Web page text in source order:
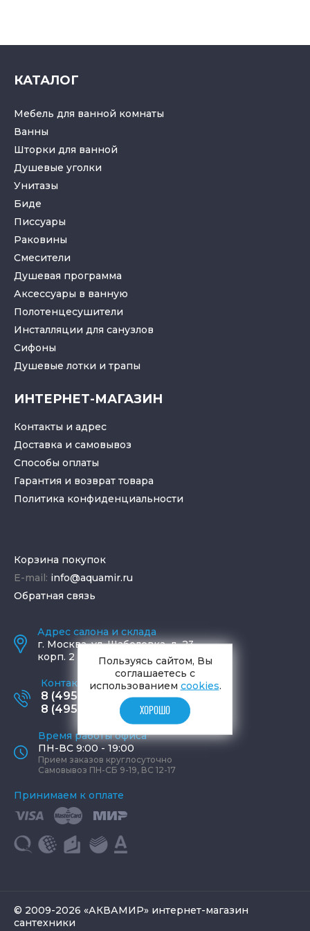
КАТАЛОГ
Мебель для ванной комнаты
Ванны
Шторки для ванной
Душевые уголки
Унитазы
Биде
Писсуары
Раковины
Смесители
Душевая программа
Аксессуары в ванную
Полотенцесушители
Инсталляции для санузлов
Cифоны
Душевые лотки и трапы
ИНТЕРНЕТ-МАГАЗИН
Контакты и адрес
Доставка и самовывоз
Способы оплаты
Гарантия и возврат товара
Политика конфиденциальности
Корзина покупок
E-mail: info@aquamir.ru
Обратная связь
Адрес салона и склада
г. Москва,ул. Шаболовка, д. 23,
корп. 2
Контактные телефоны
8 (495) 795-77-65
8 (495) 797-11-67
Время работы офиса
ПН-ВС 9:00 - 19:00
Прием заказов круглосуточно
Самовывоз ПН-СБ 9-19, ВС 12-17
Принимаем к оплате
© 2009-2026 «АКВАМИР» интернет-магазин
сантехники
Пользуясь сайтом, Вы
соглашаетесь с
использованием cookies.
ХОРОШО